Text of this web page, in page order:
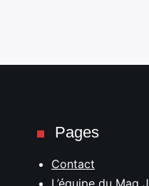
Pages
Contact
L’équipe du Mag